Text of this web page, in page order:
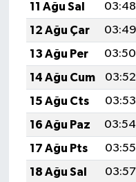
11 Ağu Sal
03:48
12 Ağu Çar
03:49
13 Ağu Per
03:50
14 Ağu Cum
03:52
15 Ağu Cts
03:53
16 Ağu Paz
03:54
17 Ağu Pts
03:55
18 Ağu Sal
03:57